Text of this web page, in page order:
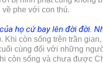
phe với con thú.
họ cứ bay lên đời đời.
Khi còn sống trên trần
cùng đối với những
còn sống và chưa được